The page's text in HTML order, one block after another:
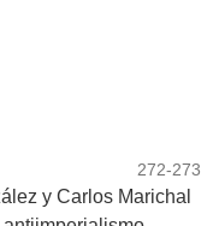
272-273
y Carlos Marichal